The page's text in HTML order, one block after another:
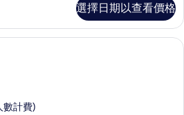
選擇日期以查看價格
數計費)